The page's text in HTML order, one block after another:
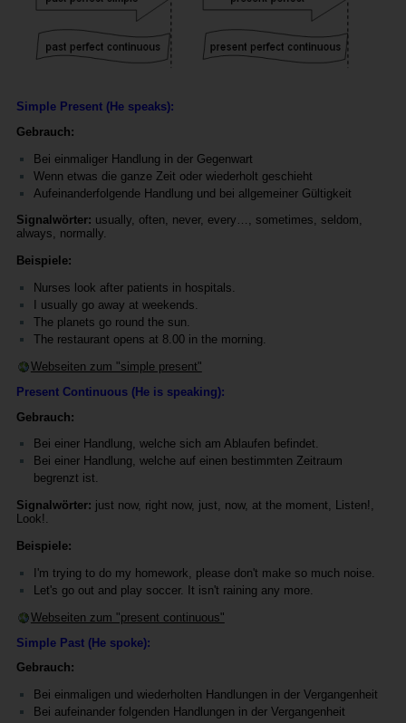
Simple Present (He speaks):
Gebrauch:
Bei einmaliger Handlung in der Gegenwart
Wenn etwas die ganze Zeit oder wiederholt geschieht
Aufeinanderfolgende Handlung und bei allgemeiner Gültigkeit
Signalwörter: usually, often, never, every…, sometimes, seldom,
always, normally.
Beispiele:
Nurses look after patients in hospitals.
I usually go away at weekends.
The planets go round the sun.
The restaurant opens at 8.00 in the morning.
Webseiten zum "simple present"
Present Continuous (He is speaking):
Gebrauch:
Bei einer Handlung, welche sich am Ablaufen befindet.
Bei einer Handlung, welche auf einen bestimmten Zeitraum
begrenzt ist.
Signalwörter: just now, right now, just, now, at the moment, Listen!,
Look!.
Beispiele:
I'm trying to do my homework, please don't make so much noise.
Let's go out and play soccer. It isn't raining any more.
Webseiten zum "present continuous"
Simple Past (He spoke):
Gebrauch:
Bei einmaligen und wiederholten Handlungen in der Vergangenheit
Bei aufeinander folgenden Handlungen in der Vergangenheit